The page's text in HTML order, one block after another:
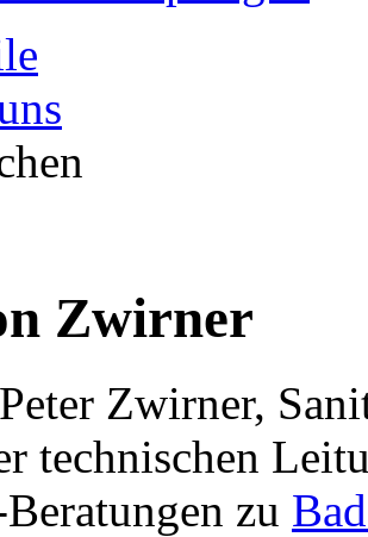
Zwirner
Zwirner,
technischen
zu